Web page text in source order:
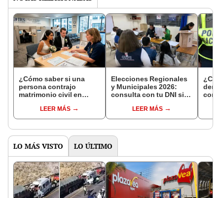
¿Cómo saber si una
persona contrajo
matrimonio civil en
LEER MÁS
Elecciones Regionales
y Municipales 2026:
consulta con tu DNI si
de mesa para este 4 de
octubre en el link oficial
LEER MÁS
con
LO MÁS VISTO LO ÚLTIMO